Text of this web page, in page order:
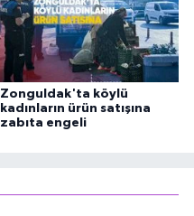
Zonguldak'ta köylü
kadınların ürün satışına
zabıta engeli